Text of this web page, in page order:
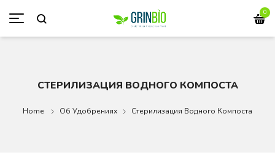
0
СТЕРИЛИЗАЦИЯ ВОДНОГО КОМПОСТА
Home Об Удобрениях Стерилизация Водного Компоста